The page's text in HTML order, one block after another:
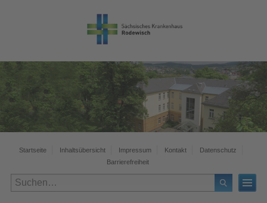
Startseite Inhaltsübersicht Impressum Kontakt
Datenschutz
Barrierefreiheit